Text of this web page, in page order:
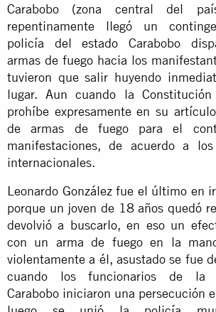
Carabobo (zona central del
repentinamente llegó un
policía del estado Carabobo
armas de fuego hacia los
tuvieron que salir huyendo
lugar. Aun cuando la Constitución
prohíbe expresamente en su
de armas de fuego para el
manifestaciones, de acuerdo a los
internacionales.
Leonardo González fue el último en
porque un joven de 18 años quedó
devolvió a buscarlo, en eso un
con un arma de fuego en la
violentamente a él, asustado se fue
cuando los funcionarios de la
Carabobo iniciaron una persecución